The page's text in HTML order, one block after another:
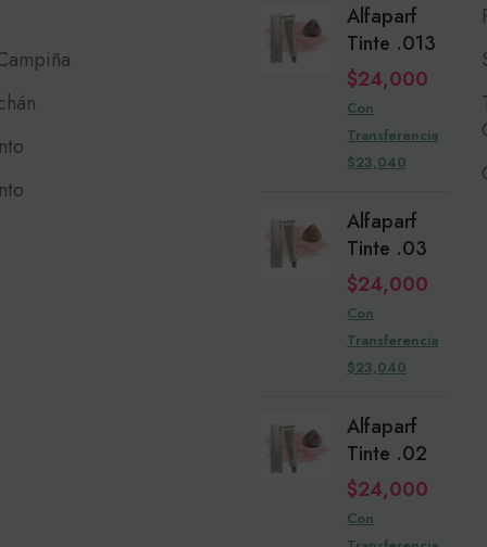
Alfaparf
Tinte .013
$24,000
Con
Transferencia
$23,040
Alfaparf
Tinte .03
$24,000
Con
Transferencia
$23,040
Alfaparf
Tinte .02
$24,000
Con